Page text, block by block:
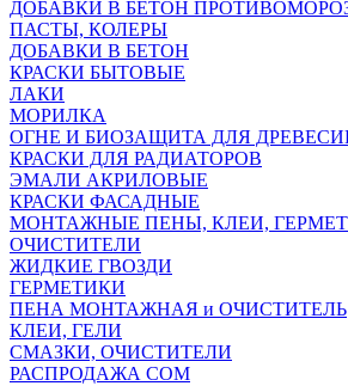
ДОБАВКИ В БЕТОН
ПАСТЫ, КОЛЕРЫ
ДОБАВКИ В БЕТОН
КРАСКИ БЫТОВЫЕ
ЛАКИ
МОРИЛКА
ОГНЕ И БИОЗАЩИТА ДЛЯ
КРАСКИ ДЛЯ РАДИАТОРОВ
ЭМАЛИ АКРИЛОВЫЕ
КРАСКИ ФАСАДНЫЕ
МОНТАЖНЫЕ ПЕНЫ, КЛЕИ,
ОЧИСТИТЕЛИ
ЖИДКИЕ ГВОЗДИ
ГЕРМЕТИКИ
ПЕНА МОНТАЖНАЯ и ОЧИСТИТЕЛЬ
КЛЕИ, ГЕЛИ
СМАЗКИ, ОЧИСТИТЕЛИ
РАСПРОДАЖА СОМ